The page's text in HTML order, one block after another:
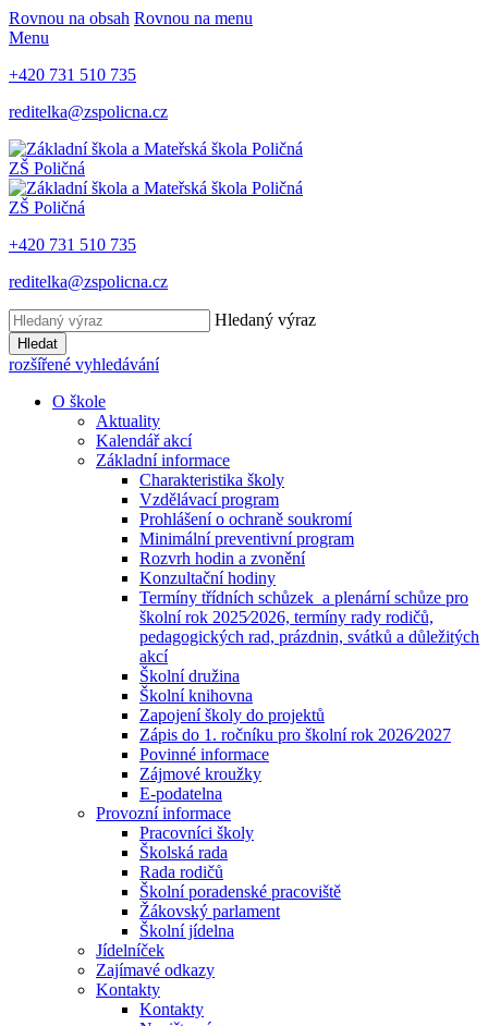
Rovnou na obsah Rovnou na menu
Menu
+420 731 510 735
reditelka@zspolicna.cz
ZŠ Poličná
ZŠ Poličná
+420 731 510 735
reditelka@zspolicna.cz
Hledaný výraz
Hledat
rozšířené vyhledávání
O škole
Aktuality
Kalendář akcí
Základní informace
Charakteristika školy
Vzdělávací program
Prohlášení o ochraně soukromí
Minimální preventivní program
Rozvrh hodin a zvonění
Konzultační hodiny
Termíny třídních schůzek a plenární schůze pro
školní rok 2025⁄2026, termíny rady rodičů,
pedagogických rad, prázdnin, svátků a důležitých
akcí
Školní družina
Školní knihovna
Zapojení školy do projektů
Zápis do 1. ročníku pro školní rok 2026⁄2027
Povinné informace
Zájmové kroužky
E-podatelna
Provozní informace
Pracovníci školy
Školská rada
Rada rodičů
Školní poradenské pracoviště
Žákovský parlament
Školní jídelna
Jídelníček
Zajímavé odkazy
Kontakty
Kontakty